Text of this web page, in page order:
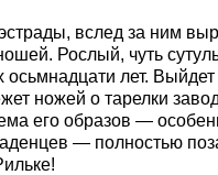
вслед за ним
Рослый, чуть
лет. Выйдет
ножей о тарелки
его образов —
— полностью